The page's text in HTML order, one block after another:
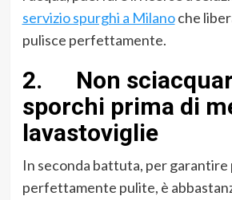
servizio spurghi a Milanoche
pulisce perfettamente.
2. Non
sporchi prima di
lavastoviglie
In seconda battuta, per
perfettamente pulite, è